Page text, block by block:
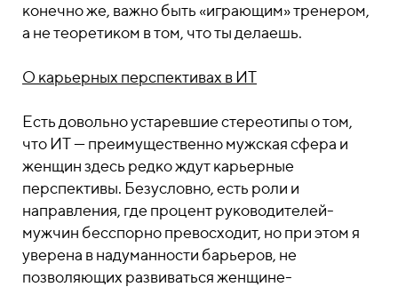
конечно же, важно быть «играющим» тренером,
а не теоретиком в том, что ты делаешь.
О карьерных перспективах в ИТ
Есть довольно устаревшие стереотипы о том,
что ИТ — преимущественно мужская сфера и
женщин здесь редко ждут карьерные
перспективы. Безусловно, есть роли и
направления, где процент руководителей-
мужчин бесспорно превосходит, но при этом я
уверена в надуманности барьеров, не
позволяющих развиваться женщине-